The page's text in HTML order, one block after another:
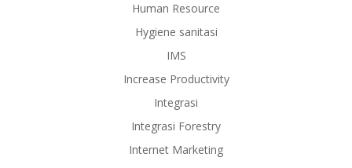
Human Resource
Hygiene sanitasi
IMS
Increase Productivity
Integrasi
Integrasi Forestry
Internet Marketing